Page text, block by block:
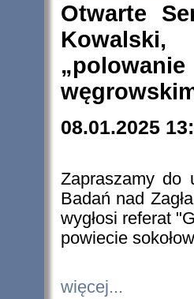
Otwarte
08.01.2025
Zapraszamy do
Badań nad
wygłosi referat
powiecie
więcej...